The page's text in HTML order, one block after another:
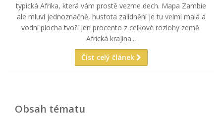
typická Afrika, která vám prostě vezme dech. Mapa Zambie
ale mluví jednoznačně, hustota zalidnění je tu velmi malá a
vodní plocha tvoří jen procento z celkové rozlohy země.
Africká krajina...
Číst celý článek
Obsah tématu